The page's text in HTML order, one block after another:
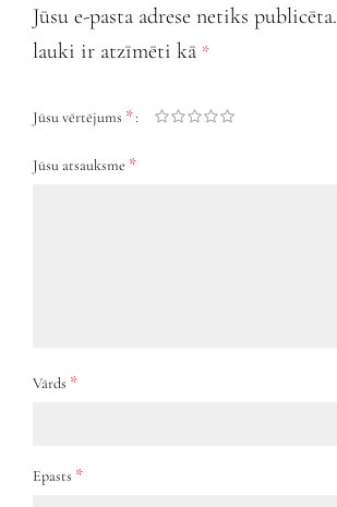
Jūsu e-pasta adrese netiks publicēta.
lauki ir atzīmēti kā *
Jūsu vērtējums *
Jūsu atsauksme *
Vārds *
Epasts *